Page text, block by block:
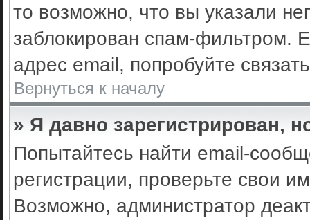
то возможно, что вы указали
заблокирован спам-фильтром.
адрес email, попробуйте
Вернуться к началу
» Я давно зарегистрирован,
Попытайтесь найти email-
регистрации, проверьте свои
Возможно, администратор